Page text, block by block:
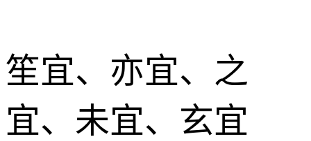
笙宜、亦宜、之
宜、未宜、玄宜